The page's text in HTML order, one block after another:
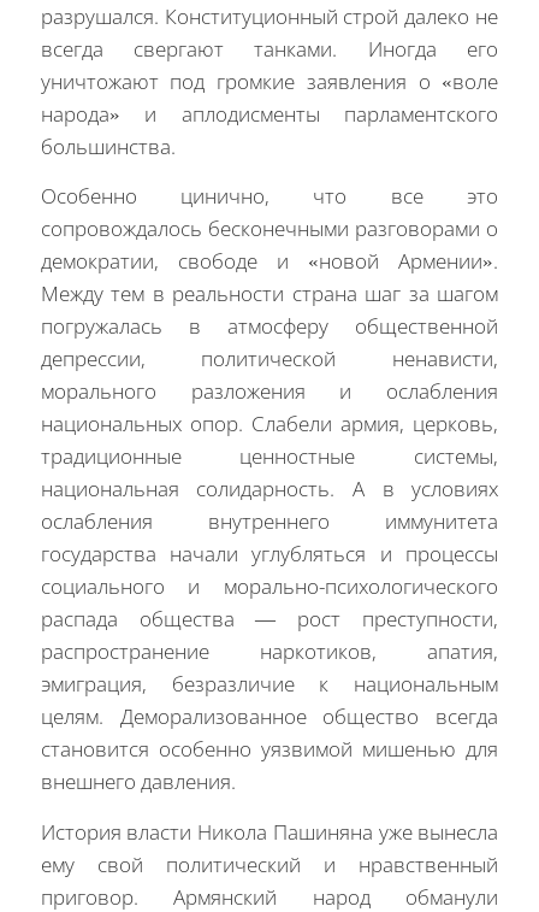
разрушался. Конституционный строй далеко не
всегда свергают танками. Иногда его
уничтожают под громкие заявления о «воле
народа» и аплодисменты парламентского
большинства.
Особенно цинично, что все это
сопровождалось бесконечными разговорами о
демократии, свободе и «новой Армении».
Между тем в реальности страна шаг за шагом
погружалась в атмосферу общественной
депрессии, политической ненависти,
морального разложения и ослабления
национальных опор. Слабели армия, церковь,
традиционные ценностные системы,
национальная солидарность. А в условиях
ослабления внутреннего иммунитета
государства начали углубляться и процессы
социального и морально-психологического
распада общества — рост преступности,
распространение наркотиков, апатия,
эмиграция, безразличие к национальным
целям. Деморализованное общество всегда
становится особенно уязвимой мишенью для
внешнего давления.
История власти Никола Пашиняна уже вынесла
ему свой политический и нравственный
приговор. Армянский народ обманули